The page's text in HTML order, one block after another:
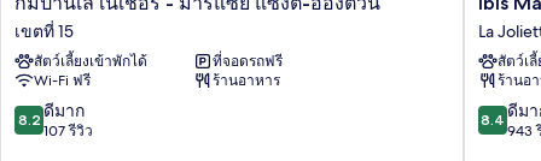
นีเล
เน
เชอ
ร์
-
เขตที่ 15
สัตว์เลี้ยงเข้าพักได้
ที่จอดรถฟรี
Wi-Fi ฟรี
ร้านอาหาร
8.2
จาก
8.2 ดีมาก
107 รีวิว
Centre
La
Joliette
La
สัตว์เ
ร้านอ
8.4
จาก
8.4 ดีม
943